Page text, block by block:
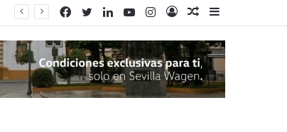
Barra
Publicación
azar
Acceso
Instagram
YouTube
LinkedIn
Twitter
Facebook